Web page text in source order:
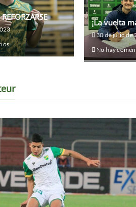
¡La vuelta
30 de julio de
No hay